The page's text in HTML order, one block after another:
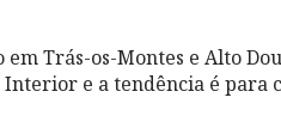
em Trás-os-Montes e Alto
Interior e a tendência é para